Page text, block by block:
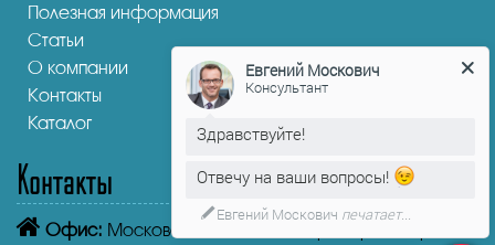
Полезная информация
Статьи
О компании
Контакты
Каталог
Контакты
Офис: Московская область, Истра, Пролетарская
Евгений Москович
Консультант
Здравствуйте!
Отвечу на ваши вопросы!
Евгений Москович печатает...